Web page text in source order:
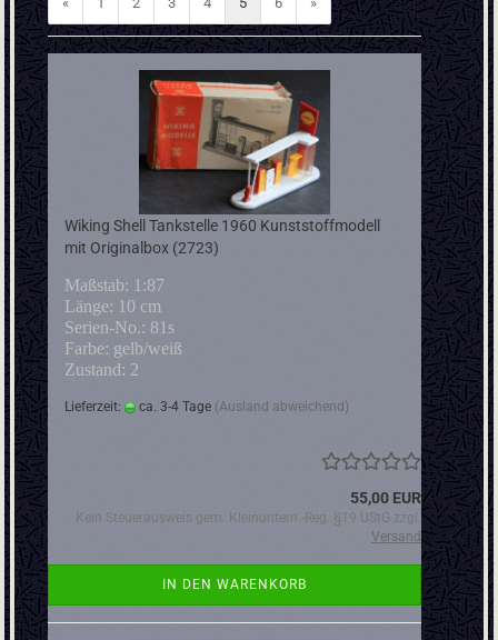
Wiking Shell Tankstelle 1960 Kunststoffmodell
mit Originalbox (2723)
Maßstab: 1:87
Länge: 10 cm
Serien-No.: 81s
Farbe: gelb/weiß
Zustand: 2
Lieferzeit: ca. 3-4 Tage (Ausland abweichend)
55,00 EUR
Kein Steuerausweis gem. Kleinuntern.-Reg. §19 UStG zzgl.
Versand
IN DEN WARENKORB